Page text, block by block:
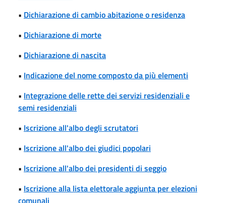
• Dichiarazione di cambio abitazione o residenza
• Dichiarazione di morte
• Dichiarazione di nascita
• Indicazione del nome composto da più elementi
• Integrazione delle rette dei servizi residenziali e
semi residenziali
• Iscrizione all'albo degli scrutatori
• Iscrizione all'albo dei giudici popolari
• Iscrizione all'albo dei presidenti di seggio
• Iscrizione alla lista elettorale aggiunta per elezioni
comunali